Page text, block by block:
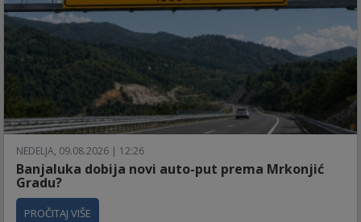
NEDELJA, 09.08.2026 | 12:26
Banjaluka dobija novi auto-put prema Mrkonjić
Gradu?
PROČITAJ VIŠE